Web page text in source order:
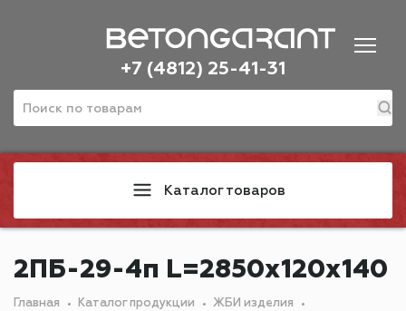
+7 (4812) 25-41-31
Каталог товаров
2ПБ-29-4п L=2850х120х140
Главная Каталог продукции
ЖБИ изделия